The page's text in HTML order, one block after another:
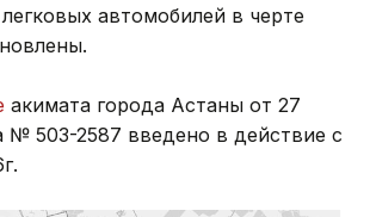
автомобилей в черте
акимата города Астаны от 27
№ 503-2587 введено в действие с